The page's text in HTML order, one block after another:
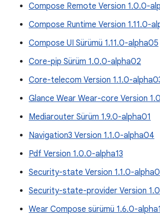
Compose Remote Version 1.0.0-
Compose Runtime Version 1.11.0-
Compose UI Sürümü 1.11.0-alpha05
Core-pip Sürüm 1.0.0-alpha02
Core-telecom Version 1.1.0-
Glance Wear Wear-core Version
Mediarouter Sürüm 1.9.0-alpha01
Navigation3 Version 1.1.0-alpha04
Pdf Version 1.0.0-alpha13
Security-state Version 1.1.0-
Security-state-provider Version
Wear Compose sürümü 1.6.0-